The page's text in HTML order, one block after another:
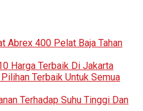
Abrex 400 Pelat Baja Tahan
Harga Terbaik Di Jakarta
Terbaik Untuk Semua
Terhadap Suhu Tinggi Dan